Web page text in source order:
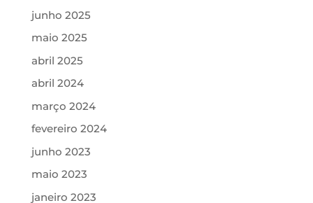
junho 2025
maio 2025
abril 2025
abril 2024
março 2024
fevereiro 2024
junho 2023
maio 2023
janeiro 2023